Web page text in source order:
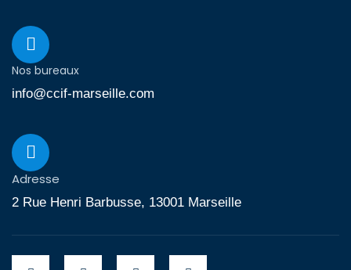
Nos bureaux
info@ccif-marseille.com
Adresse
2 Rue Henri Barbusse, 13001 Marseille